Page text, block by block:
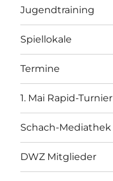
Jugendtraining
Spiellokale
Termine
1. Mai Rapid-Turnier
Schach-Mediathek
DWZ Mitglieder